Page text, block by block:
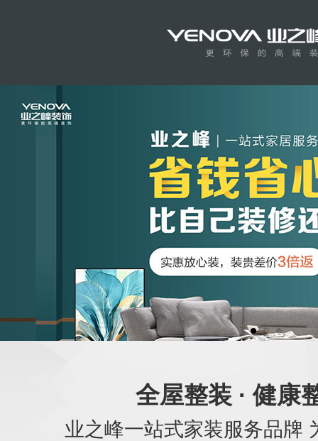
全屋整装 · 健康
业之峰一站式家装服务品牌